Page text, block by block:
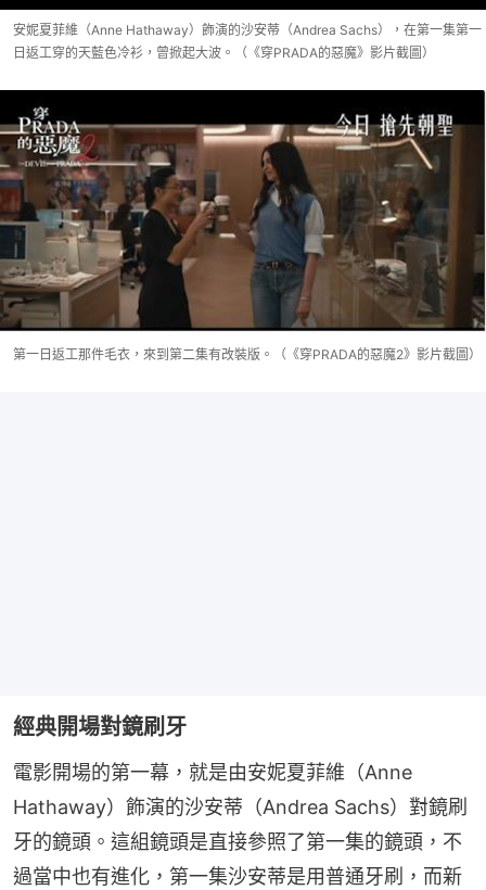
安妮夏菲維（Anne Hathaway）飾演的沙安蒂（Andrea Sachs），在第一集第一
日返工穿的天藍色冷衫，曾掀起大波。（《穿PRADA的惡魔》影片截圖）
第一日返工那件毛衣，來到第二集有改裝版。（《穿PRADA的惡魔2》影片截圖）
經典開場對鏡刷牙
電影開場的第一幕，就是由安妮夏菲維（Anne
Hathaway）飾演的沙安蒂（Andrea Sachs）對鏡刷
牙的鏡頭。這組鏡頭是直接參照了第一集的鏡頭，不
過當中也有進化，第一集沙安蒂是用普通牙刷，而新